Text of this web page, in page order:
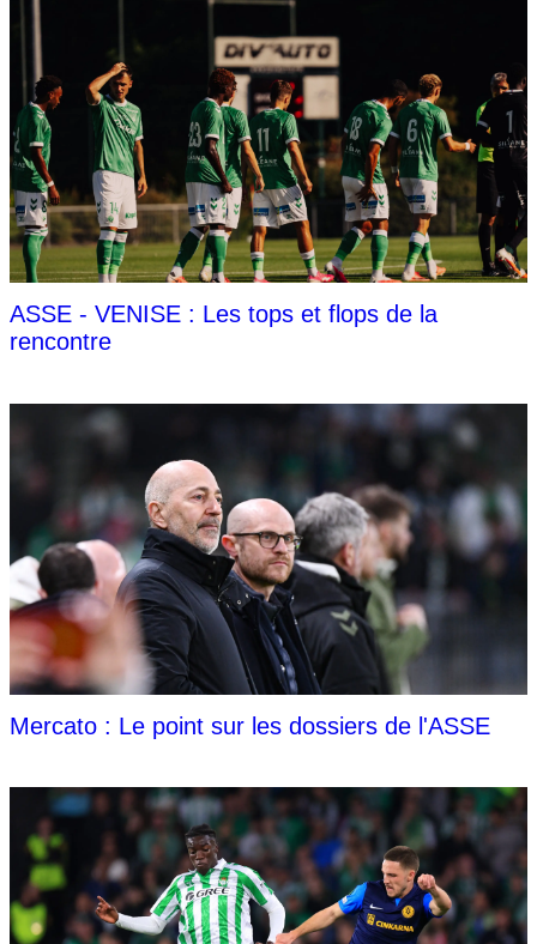
ASSE - VENISE : Les tops et flops de la
rencontre
Mercato : Le point sur les dossiers de l'ASSE